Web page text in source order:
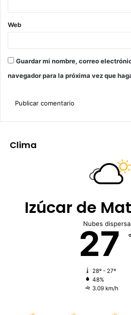
Web
Guardar mi nombre, correo
navegador para la próxima vez que
Clima
Izúcar de
Nubes
27
28º - 27º
48%
3.09 km/h